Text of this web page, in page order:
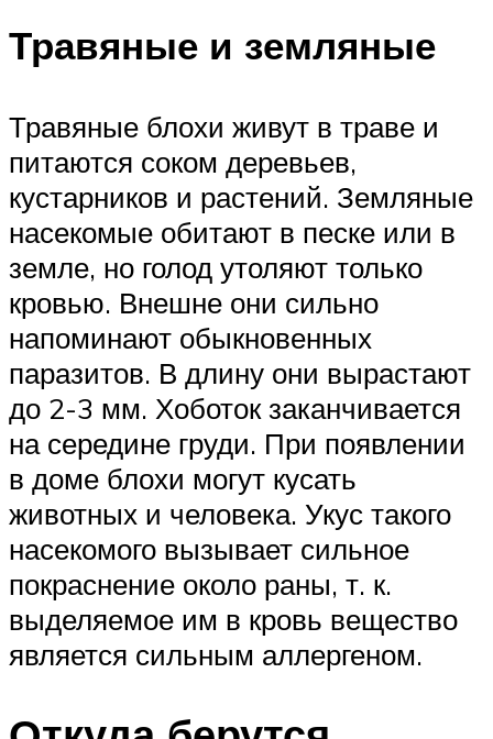
Травяные и земляные
Травяные блохи живут в траве и
питаются соком деревьев,
кустарников и растений. Земляные
насекомые обитают в песке или в
земле, но голод утоляют только
кровью. Внешне они сильно
напоминают обыкновенных
паразитов. В длину они вырастают
до 2-3 мм. Хоботок заканчивается
на середине груди. При появлении
в доме блохи могут кусать
животных и человека. Укус такого
насекомого вызывает сильное
покраснение около раны, т. к.
выделяемое им в кровь вещество
является сильным аллергеном.